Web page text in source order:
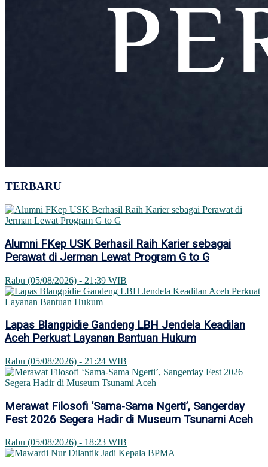
TERBARU
Alumni FKep USK Berhasil Raih Karier sebagai
Perawat di Jerman Lewat Program G to G
Rabu (05/08/2026) - 21:39 WIB
Lapas Blangpidie Gandeng LBH Jendela Keadilan
Aceh Perkuat Layanan Bantuan Hukum
Rabu (05/08/2026) - 21:24 WIB
Merawat Filosofi ‘Sama-Sama Ngerti’, Sangerday
Fest 2026 Segera Hadir di Museum Tsunami Aceh
Rabu (05/08/2026) - 18:23 WIB